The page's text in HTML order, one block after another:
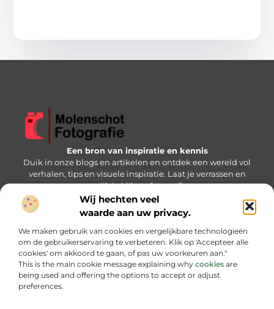
Wij hechten veel
waarde aan uw privacy.
We maken gebruik van cookies en vergelijkbare technologieën
om de gebruikerservaring te verbeteren. Klik op 'Accepteer alle
cookies' om akkoord te gaan, of pas uw voorkeuren aan."
This is the main cookie message explaining why cookies are
being used and offering the options to accept or adjust
preferences.
Een bron van inspiratie en kennis
Duik in onze blogs en artikelen en ontdek een wereld vol
verhalen, tips en visuele inspiratie. Laat je verrassen en
verrijk je kijk op fotografie.
Bericht categorie
Onze informatie